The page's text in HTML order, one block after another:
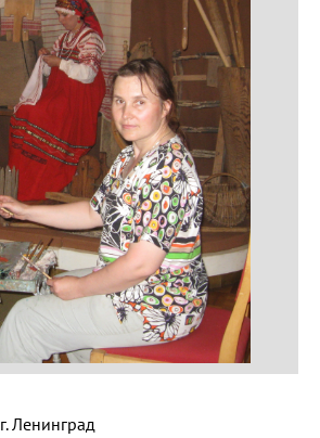
г. Ленинград
Заречье
Набережная
Торговая
площадь
Верхний
Плёс
Волга и
левый берег
Время
года на
картине